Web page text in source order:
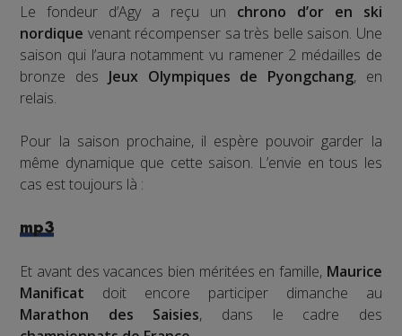
Le fondeur d’Agy a reçu un chrono d’or en ski
nordique venant récompenser sa très belle saison. Une
saison qui l’aura notamment vu ramener 2 médailles de
bronze des Jeux Olympiques de Pyongchang, en
relais.
Pour la saison prochaine, il espère pouvoir garder la
même dynamique que cette saison. L’envie en tous les
cas est toujours là :
mp3
Et avant des vacances bien méritées en famille, Maurice
Manificat doit encore participer dimanche au
Marathon des Saisies, dans le cadre des